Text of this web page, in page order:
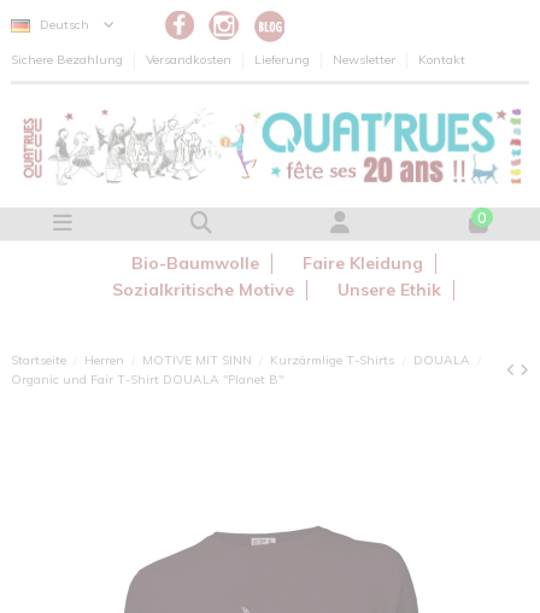
Deutsch
Sichere Bezahlung Versandkosten Lieferung Newsletter Kontakt
0
Bio-Baumwolle
Faire Kleidung
Sozialkritische Motive
Unsere Ethik
Startseite Herren MOTIVE MIT SINN Kurzärmlige T-Shirts
DOUALA
Organic und Fair T-Shirt DOUALA "Planet B"